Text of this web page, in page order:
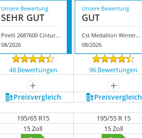
Unsere Bewertung
SEHR GUT
Pirelli 2687600 Cinturato Winter M+S
08/2026
Unsere Bewertung
GUT
Cst ‎Medallion Winter WCP1
08/2026
48 Bewertungen 96 Bewertungen
mehr anzeigen mehr
Preis­vergleich Preis­vergleich
195/65 R15 195/55 R 15
15 Zoll 15 Zoll